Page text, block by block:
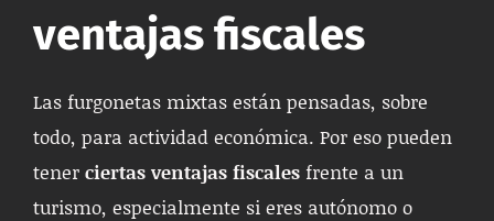
ventajas fiscales
Las furgonetas mixtas están pensadas, sobre
todo, para actividad económica. Por eso pueden
tener ciertas ventajas fiscales frente a un
turismo, especialmente si eres autónomo o